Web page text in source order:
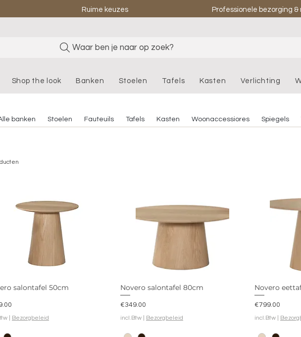
Ruime keuzes Professionele bezorging
Waar ben je naar op zoek?
Shop the look Banken Stoelen Tafels Kasten Verlichting
banken Stoelen Fauteuils Tafels Kasten Woonaccessiores Spiegels
salontafel 50cm
Bezorgbeleid
Novero salontafel 80cm
Prijs
€349.00
incl.Btw Bezorgbeleid
Novero
Prijs
€799.00
incl.Btw